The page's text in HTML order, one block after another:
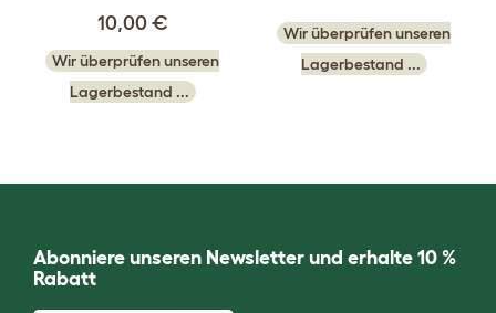
10,00 €
Wir überprüfen unseren
Lagerbestand ...
Wir überprüfen unseren
Lagerbestand ...
Abonniere unseren Newsletter und erhalte 10 %
Rabatt